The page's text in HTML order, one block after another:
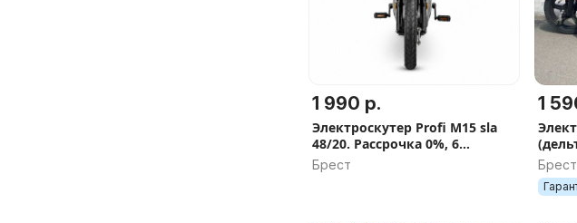
1 990 р.
Электроскутер Profi M15 sla
48/20. Рассрочка 0%, 6
подарков, Гарантия 2 года,
Скидка
Брест
1
Брест